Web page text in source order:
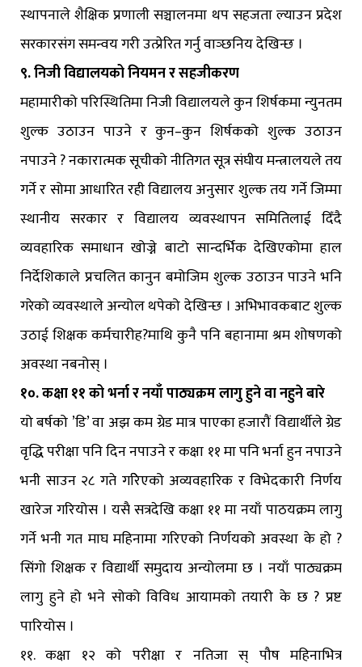
स्थापनाले शैक्षिक प्रणाली सञ्चालनमा थप सहजता ल्याउन प्रदेश
सरकारसंग समन्वय गरी उत्प्रेरित गर्नु वाञ्छनिय देखिन्छ ।
९. निजी विद्यालयको नियमन र सहजीकरण
महामारीको परिस्थितिमा निजी विद्यालयले कुन शिर्षकमा न्युनतम
शुल्क उठाउन पाउने र कुन–कुन शिर्षकको शुल्क उठाउन
नपाउने ? नकारात्मक सूचीको नीतिगत सूत्र संघीय मन्त्रालयले तय
गर्ने र सोमा आधारित रही विद्यालय अनुसार शुल्क तय गर्ने जिम्मा
स्थानीय सरकार र विद्यालय व्यवस्थापन समितिलाई दिँदै
व्यवहारिक समाधान खोज्ने बाटो सान्दर्भिक देखिएकोमा हाल
निर्देशिकाले प्रचलित कानुन बमोजिम शुल्क उठाउन पाउने भनि
गरेको व्यवस्थाले अन्योल थपेको देखिन्छ । अभिभावकबाट शुल्क
उठाई शिक्षक कर्मचारीह?माथि कुनै पनि बहानामा श्रम शोषणको
अवस्था नबनोस् ।
१०. कक्षा ११ को भर्ना र नयाँ पाठ्यक्रम लागु हुने वा नहुने बारे
यो बर्षको ’डि’ वा अझ कम ग्रेड मात्र पाएका हजारौं विद्यार्थीले ग्रेड
वृद्धि परीक्षा पनि दिन नपाउने र कक्षा ११ मा पनि भर्ना हुन नपाउने
भनी साउन २८ गते गरिेएको अव्यवहारिक र विभेदकारी निर्णय
खारेज गरियोस । यसै सत्रदेखि कक्षा ११ मा नयाँ पाठयक्रम लागु
गर्ने भनी गत माघ महिनामा गरिएको निर्णयको अवस्था के हो ?
सिंगो शिक्षक र विद्यार्थी समुदाय अन्योलमा छ । नयाँ पाठ्यक्रम
लागु हुने हो भने सोको विविध आयामको तयारी के छ ? प्रष्ट
पारियोस ।
११. कक्षा १२ को परीक्षा र नतिजा स् पौष महिनाभित्र